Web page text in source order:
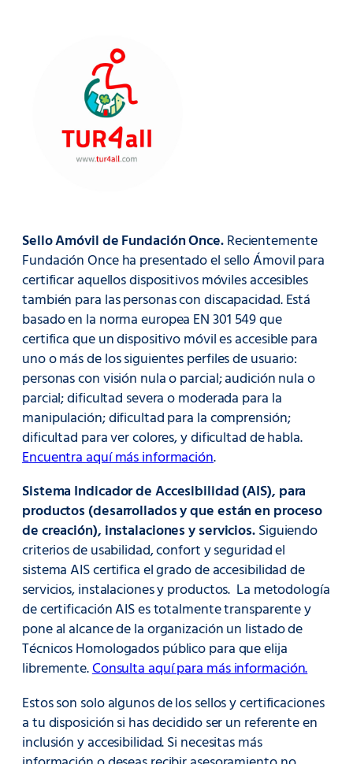
Sello Amóvil de Fundación Once.Recientemente
Fundación Once ha presentado el sello Ámovil para
certificar aquellos dispositivos móviles accesibles
también para las personas con discapacidad. Está
basado en la norma europea EN 301 549 que
certifica que un dispositivo móvil es accesible para
uno o más de los siguientes perfiles de usuario:
personas con visión nula o parcial; audición nula o
parcial; dificultad severa o moderada para la
manipulación; dificultad para la comprensión;
dificultad para ver colores, y dificultad de habla.
Encuentra aquí más información.
Sistema Indicador de Accesibilidad (AIS), para
productos (desarrollados y que están en proceso
de creación), instalaciones y servicios.Siguiendo
criterios de usabilidad, confort y seguridad el
sistema AIS certifica el grado de accesibilidad de
servicios, instalaciones y productos. La metodología
de certificación AIS es totalmente transparente y
pone al alcance de la organización un listado de
Técnicos Homologados público para que elija
libremente.Consulta aquí para más información.
Estos son solo algunos de los sellos y certificaciones
a tu disposición si has decidido ser un referente en
inclusión y accesibilidad. Si necesitas más